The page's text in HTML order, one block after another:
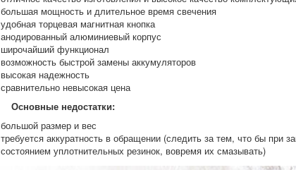
большая мощность и длительное время свечения
удобная торцевая магнитная кнопка
анодированный алюминиевый корпус
широчайший функционал
возможность быстрой замены аккумуляторов
высокая надежность
сравнительно невысокая цена
Основные недостатки:
большой размер и вес
требуется аккуратность в обращении (следить за тем, что бы при
состоянием уплотнительных резинок, вовремя их смазывать)